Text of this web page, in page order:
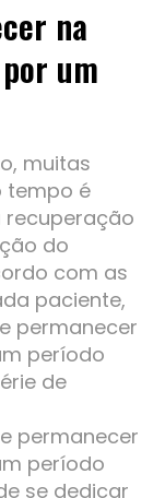
na
um
muitas
tempo é
recuperação
do
com as
paciente,
permanecer
período
de
permanecer
período
se dedicar